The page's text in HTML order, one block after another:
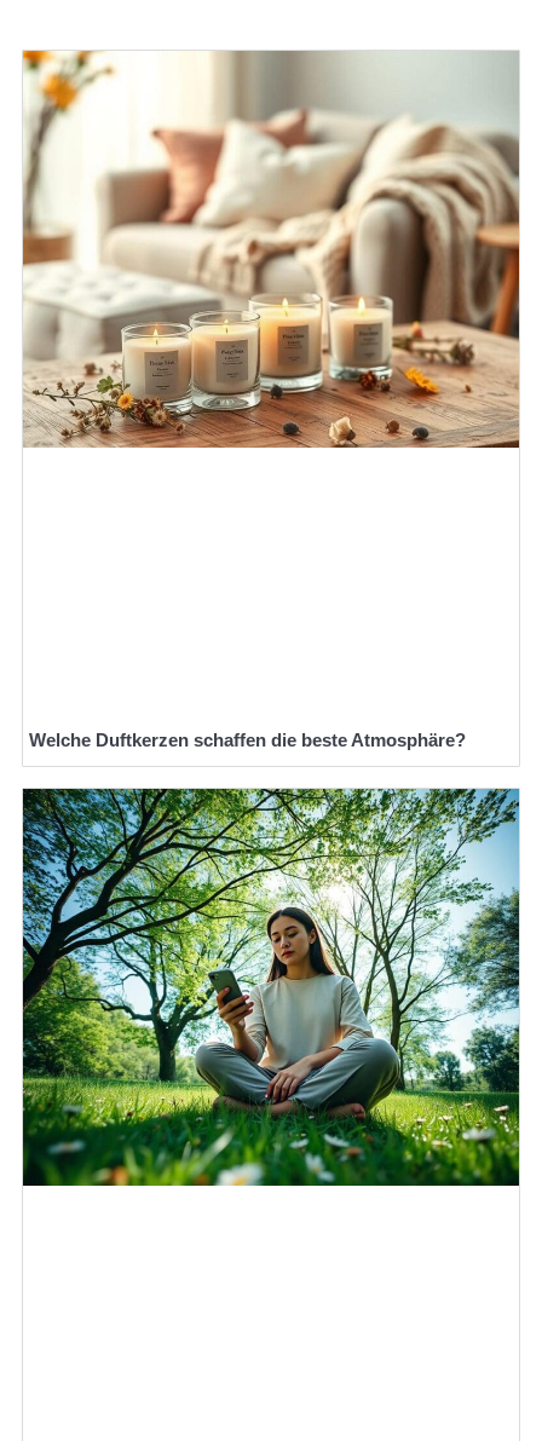
Welche Duftkerzen schaffen die beste Atmosphäre?